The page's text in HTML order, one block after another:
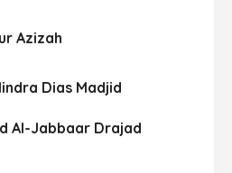
Azizah
Dias Madjid
Al-Jabbaar Drajad